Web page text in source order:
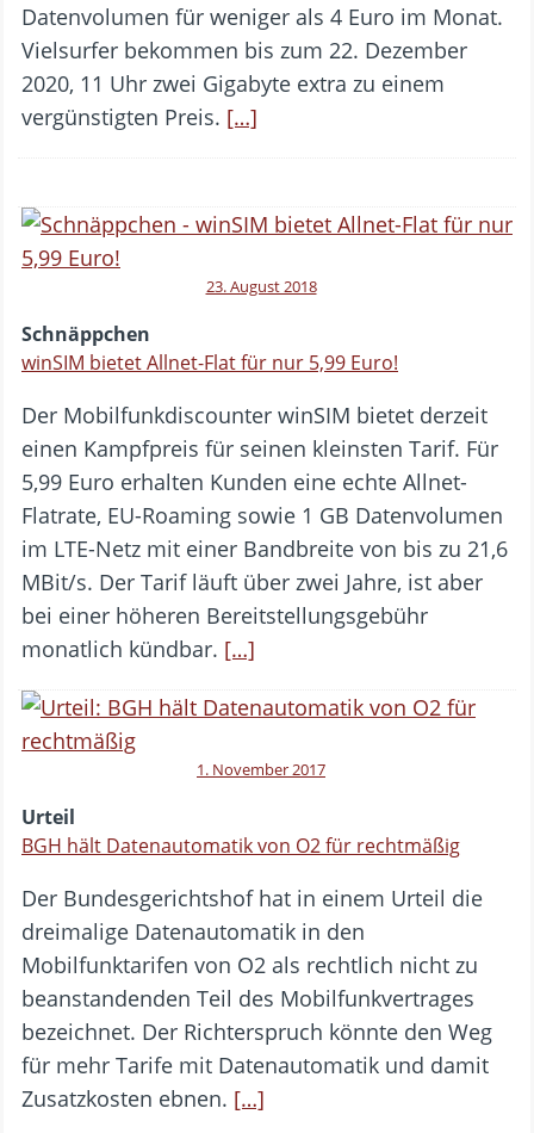
Datenvolumen für weniger als 4 Euro im Monat.
Vielsurfer bekommen bis zum 22. Dezember
2020, 11 Uhr zwei Gigabyte extra zu einem
vergünstigten Preis. […]
23. August 2018
Schnäppchen
winSIM bietet Allnet-Flat für nur 5,99 Euro!
Der Mobilfunkdiscounter winSIM bietet derzeit
einen Kampfpreis für seinen kleinsten Tarif. Für
5,99 Euro erhalten Kunden eine echte Allnet-
Flatrate, EU-Roaming sowie 1 GB Datenvolumen
im LTE-Netz mit einer Bandbreite von bis zu 21,6
MBit/s. Der Tarif läuft über zwei Jahre, ist aber
bei einer höheren Bereitstellungsgebühr
monatlich kündbar. […]
1. November 2017
Urteil
BGH hält Datenautomatik von O2 für rechtmäßig
Der Bundesgerichtshof hat in einem Urteil die
dreimalige Datenautomatik in den
Mobilfunktarifen von O2 als rechtlich nicht zu
beanstandenden Teil des Mobilfunkvertrages
bezeichnet. Der Richterspruch könnte den Weg
für mehr Tarife mit Datenautomatik und damit
Zusatzkosten ebnen. […]